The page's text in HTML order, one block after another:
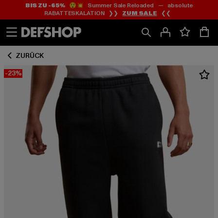
Zum
Inhalt
springen
Zum
Fußzeile
springen
BIS ZU -65%😲💥 Summer Sale Reloaded — absolute
RABATTESKALATION ❯❯ ZUM SALE ❮❮
ZURÜCK
-23%